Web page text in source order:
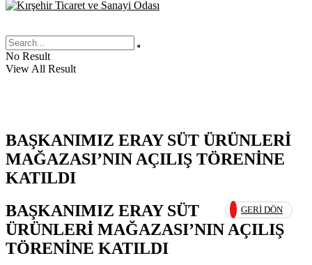
No Result
View All Result
BAŞKANIMIZ ERAY SÜT ÜRÜNLERİ
MAĞAZASI’NIN AÇILIŞ TÖRENİNE
KATILDI
GERI DÖN
BAŞKANIMIZ ERAY SÜT
ÜRÜNLERİ MAĞAZASI’NIN AÇILIŞ
TÖRENİNE KATILDI